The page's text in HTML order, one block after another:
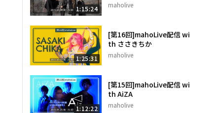
1:15:24 maholive
1:25:31
[第16回]mahoLive配信 wi
th ささきちか
maholive
1:12:22
[第15回]mahoLive配信 wi
th AiZA
maholive